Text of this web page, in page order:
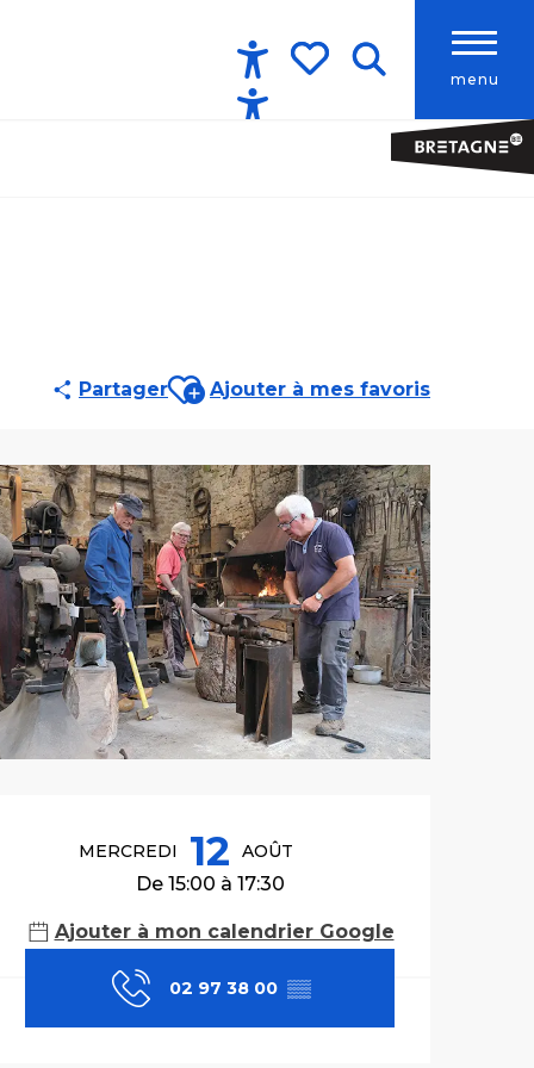
menu
Accessibilité
PartagerAjouter aux favoris
Ajouter à mes favoris
et
MERCREDI 12 AOÛT
De 15:00 à 17:30
Ajouter à mon calendrier Google
02 97 38 00 ▒▒